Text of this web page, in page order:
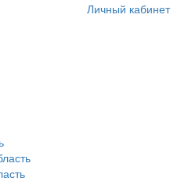
Личный кабинет